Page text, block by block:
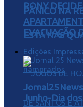
RONY
ESTÁ NAS
PÂNICO NA
EVACUAÇÃO
Edições
Junho-Dia